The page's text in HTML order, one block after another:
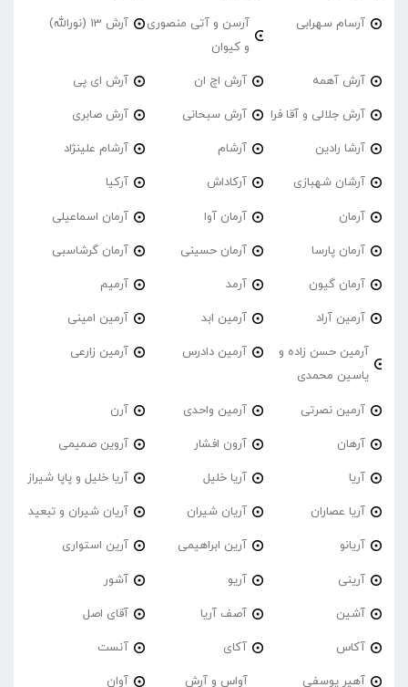
آرسام سهرابی
آرسن و آتی منصوری
و کیوان
آرش 13 (نورالله)
آرش آهمه آرش اچ ان آرش ای پی
آرش جلالی و آقا فرا آرش سبحانی آرش صابری
آرشا رادین آرشام آرشام علینژاد
آرشان شهبازی آرکاداش آرکیا
آرمان آرمان آوا آرمان اسماعیلی
آرمان پارسا آرمان حسینی آرمان گرشاسبی
آرمان گیون آرمد آرمیم
آرمین آراد آرمین ابد آرمین امینی
آرمین حسن زاده و
یاسین محمدی
آرمین دادرس آرمین زارعی
آرمین نصرتی آرمین واحدی آرن
آرهان آرون افشار آروین صمیمی
آریا آریا خلیل آریا خلیل و پاپا شیراز
آریا عصاران آریان شیران آریان شیران و تبعید
آریانو آرین ابراهیمی آرین استواری
آرینی آریو آشور
آشین آصف آریا آقای اصل
آکاس آکای آنست
آهیر یوسفی آواس و آرش آوان